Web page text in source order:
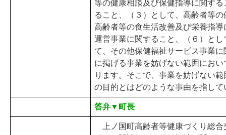
等の健康相談及び保健指導に関す
ること、（３）として、高齢者等
高齢者等の食生活改善及び栄養指
運営事業に関すること、（６）と
て、その他保健福祉サービス事業
に掲げる事業を妨げない範囲にお
ります。そこで、事業を妨げない
の目的とはどのような事由を指し
答弁▼町長
上ノ国町高齢者等健康づくり総合